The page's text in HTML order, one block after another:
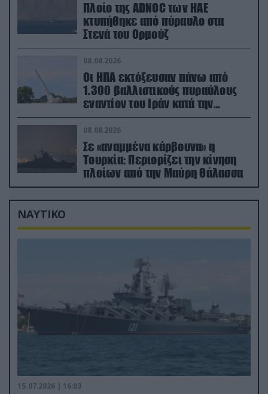
Πλοίο της ADNOC των ΗΑΕ
κτυπήθηκε από πύραυλο στα
Στενά του Ορμούζ
08.08.2026
Οι ΗΠΑ εκτόξευσαν πάνω από
1.300 βαλλιστικούς πυραύλους
εναντίον του Ιράν κατά την
διάρκεια του πολέμου
08.08.2026
Σε «αναμμένα κάρβουνα» η
Τουρκία: Περιορίζει την κίνηση
πλοίων από την Μαύρη Θάλασσα
ΝΑΥΤΙΚΟ
15.07.2026 | 16:03